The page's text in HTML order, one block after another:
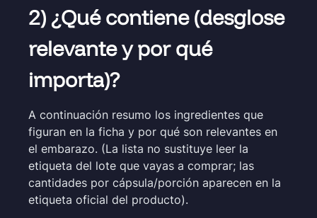
2) ¿Qué contiene (desglose
relevante y por qué
importa)?
A continuación resumo los ingredientes que
figuran en la ficha y por qué son relevantes en
el embarazo. (La lista no sustituye leer la
etiqueta del lote que vayas a comprar; las
cantidades por cápsula/porción aparecen en la
etiqueta oficial del producto).